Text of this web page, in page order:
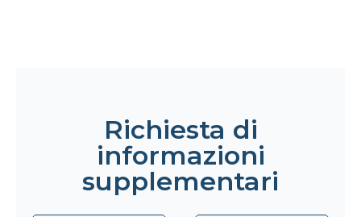
Richiesta di
informazioni
supplementari